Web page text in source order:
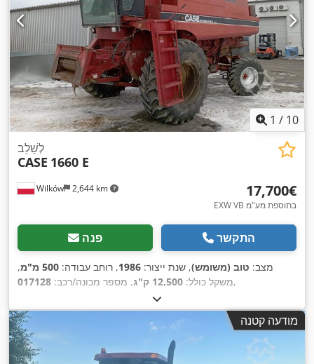
1 / 10
Wilków 2,644 km
לְשַׁלֵב
CASE 1660 E
‏17,700 ‏€
EXW VB בתוספת מע"מ
פנה התקשר
מצב: טוב (משומש), שנת ייצור: 1986, רוחב עבודה: 500 מ"מ
,
משקל כולל: 12,500 ק"ג , מספר מכונה/רכב: 017128 ,
מודעה קטנה